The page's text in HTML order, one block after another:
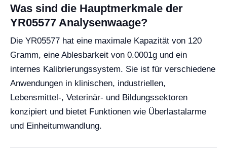
Was sind die Hauptmerkmale der
YR05577 Analysenwaage?
Die YR05577 hat eine maximale Kapazität von 120
Gramm, eine Ablesbarkeit von 0.0001g und ein
internes Kalibrierungssystem. Sie ist für verschiedene
Anwendungen in klinischen, industriellen,
Lebensmittel-, Veterinär- und Bildungssektoren
konzipiert und bietet Funktionen wie Überlastalarme
und Einheitumwandlung.